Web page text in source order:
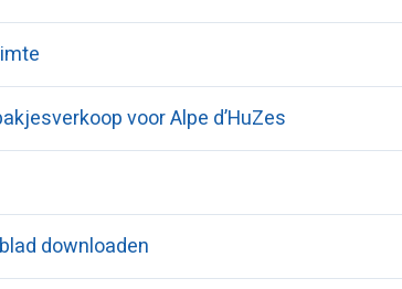
voor Alpe d’HuZes
downloaden